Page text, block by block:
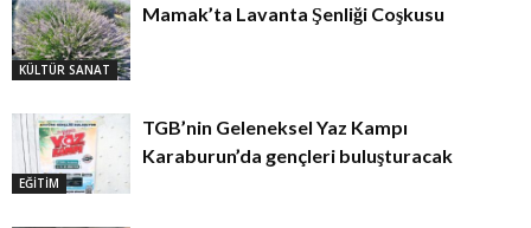
KÜLTÜR SANAT
Mamak’ta Lavanta Şenliği Coşkusu
EĞİTİM
TGB’nin Geleneksel Yaz Kampı
Karaburun’da gençleri buluşturacak